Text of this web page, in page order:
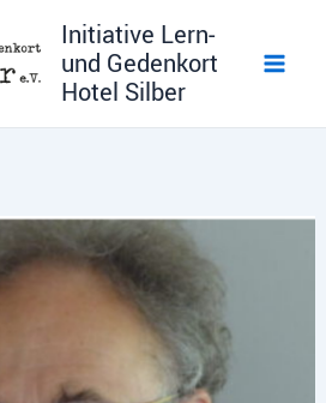
Initiative Lern-
und Gedenkort
Hotel Silber